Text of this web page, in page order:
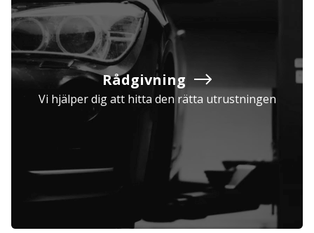
Rådgivning
Vi hjälper dig att hitta den rätta utrustningen